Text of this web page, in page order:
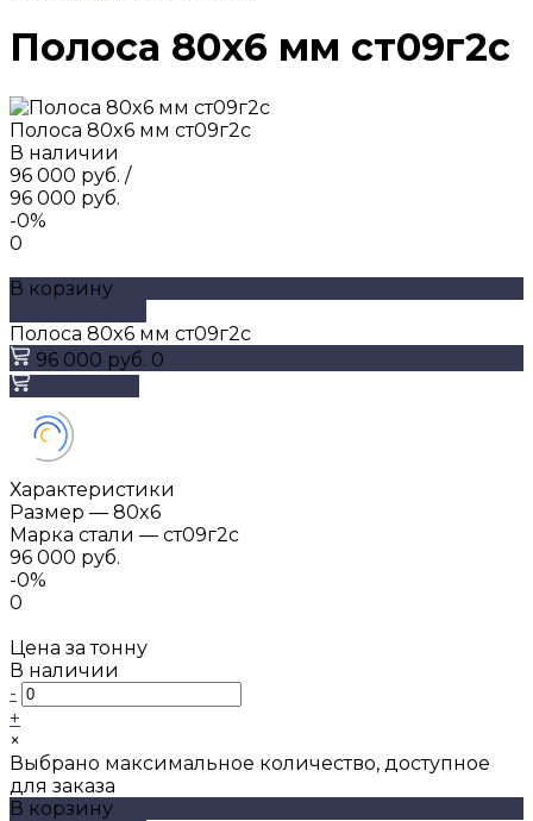
Полоса 80x6 мм ст09г2с
Полоса 80x6 мм ст09г2с
В наличии
96 000 руб. /
96 000 руб.
-0%
0
В корзину
Полоса 80x6 мм ст09г2с
96 000 руб. 0
Характеристики
Размер — 80x6
Марка стали — ст09г2с
96 000 руб.
-0%
0
Цена за тонну
В наличии
-
+
×
Выбрано максимальное количество, доступное
для заказа
В корзину